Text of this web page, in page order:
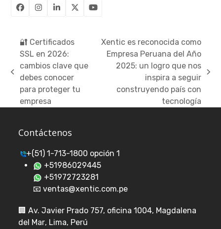
FacebookInstagram
LinkedInTwitterYouTube
previous
post:
🔐 Certificados
SSL en 2026:
cambios clave que
debes conocer
para proteger tu
empresa
Xentic es reconocida como
Empresa Peruana del Año
2025: un logro que nos
inspira a seguir
construyendo país con
tecnología
Contáctenos
+(51) 1-713-1800 opción 1
+51986029445
+51972723281
📧 ventas@xentic.com.pe
🏢Av. Javier Prado 757, oficina 1004, Magdalena
del Mar, Lima, Perú